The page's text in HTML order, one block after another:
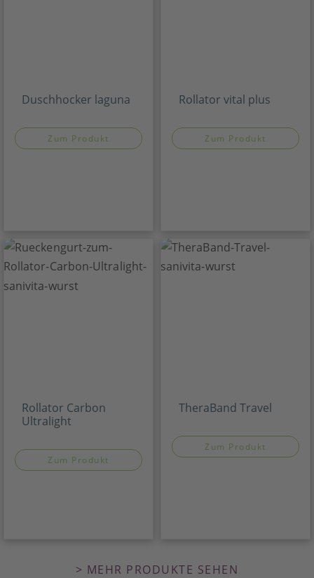
Duschhocker laguna
Zum Produkt
Rollator vital plus
Zum Produkt
Rollator Carbon
Ultralight
Zum Produkt
TheraBand Travel
Zum Produkt
> MEHR PRODUKTE SEHEN